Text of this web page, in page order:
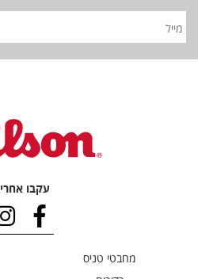
עקבו
מחבטי טניס